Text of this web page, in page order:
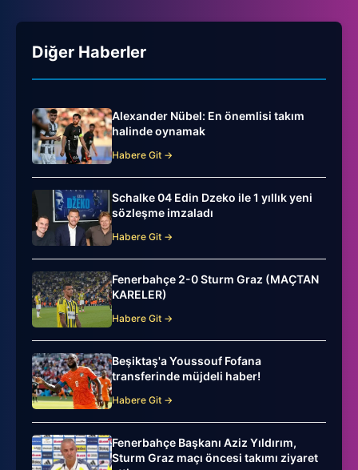
Diğer Haberler
Alexander Nübel: En önemlisi takım
halinde oynamak
Habere Git →
Schalke 04 Edin Dzeko ile 1 yıllık yeni
sözleşme imzaladı
Habere Git →
Fenerbahçe 2-0 Sturm Graz (MAÇTAN
KARELER)
Habere Git →
Beşiktaş'a Youssouf Fofana
transferinde müjdeli haber!
Habere Git →
Fenerbahçe Başkanı Aziz Yıldırım,
Sturm Graz maçı öncesi takımı ziyaret